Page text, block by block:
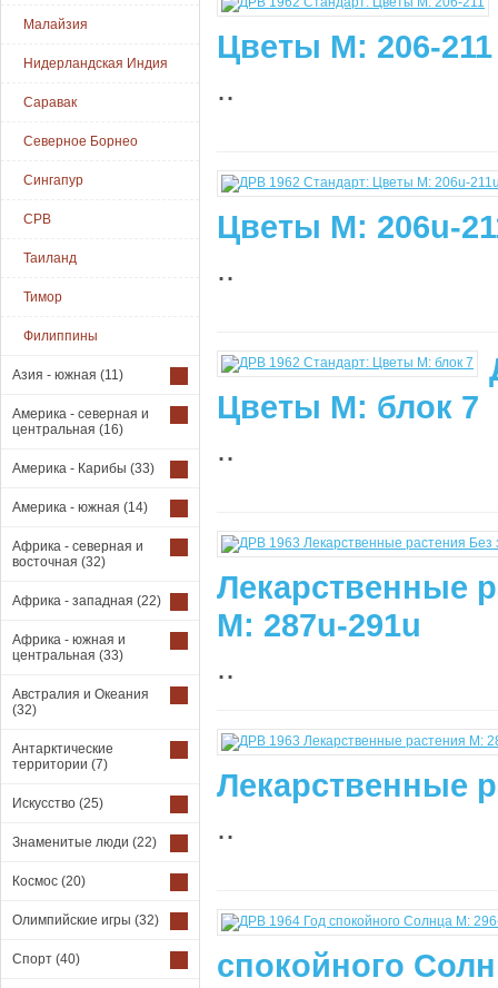
Малайзия
Нидерландская Индия
Саравак
Северное Борнео
Сингапур
СРВ
Таиланд
Тимор
Филиппины
Азия - южная (11)
Америка - северная и
центральная (16)
Америка - Карибы (33)
Америка - южная (14)
Африка - северная и
восточная (32)
Африка - западная (22)
Африка - южная и
центральная (33)
Австралия и Океания
(32)
Антарктические
территории (7)
Искусство (25)
Знаменитые люди (22)
Космос (20)
Олимпийские игры (32)
Спорт (40)
Цветы М: 206-211
..
Цветы М: 206u-
..
Цветы М: блок 7
..
Лекарственные
М: 287u-291u
..
Лекарственные
..
спокойного